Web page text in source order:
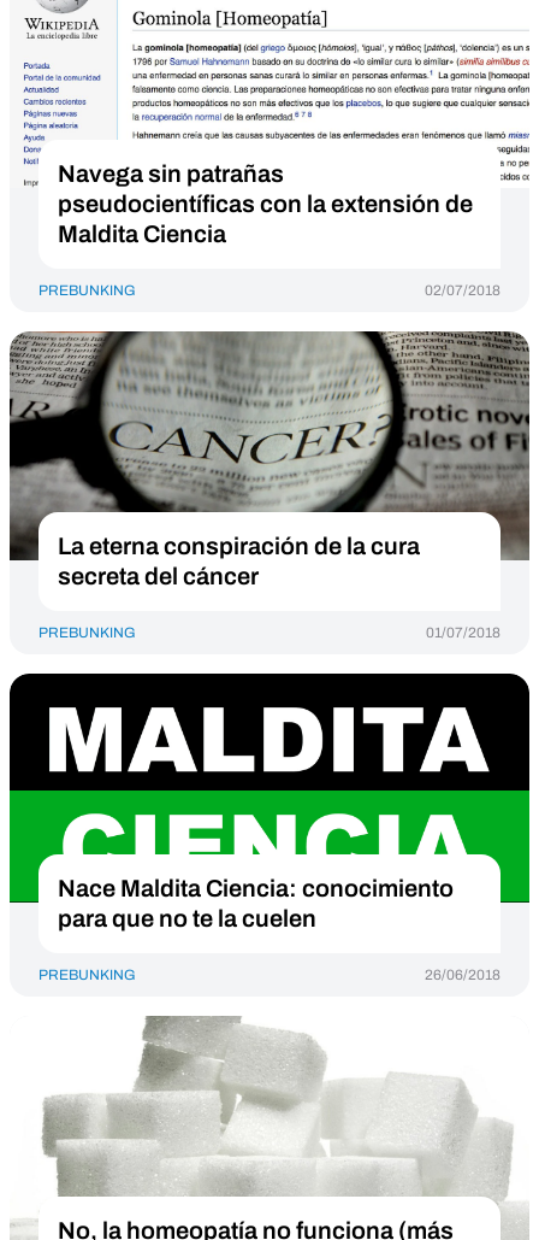
Navega sin patrañas
pseudocientíficas con la extensión de
Maldita Ciencia
PREBUNKING 02/07/2018
La eterna conspiración de la cura
secreta del cáncer
PREBUNKING 01/07/2018
Nace Maldita Ciencia: conocimiento
para que no te la cuelen
PREBUNKING 26/06/2018
No, la homeopatía no funciona (más